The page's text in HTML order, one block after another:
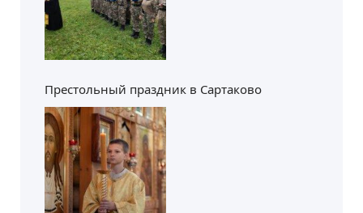
Престольный праздник в Сартаково